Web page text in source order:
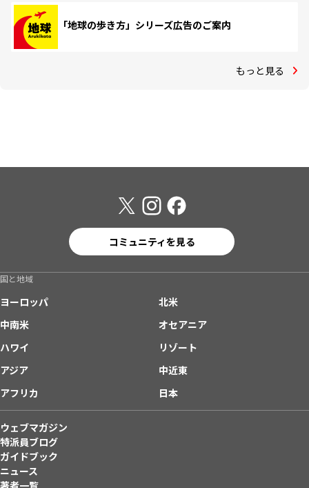
「地球の歩き方」シリーズ広告のご案内
もっと見る
コミュニティを見る
国と地域
ヨーロッパ
北米
中南米
オセアニア
ハワイ
リゾート
アジア
中近東
アフリカ
日本
ウェブマガジン
特派員ブログ
ガイドブック
ニュース
著者一覧